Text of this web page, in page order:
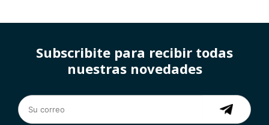
Subscribite para recibir todas
nuestras novedades